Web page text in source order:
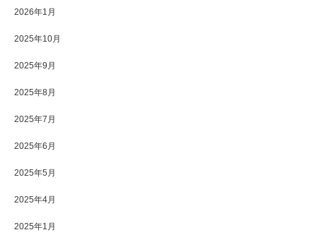
2026年1月
2025年10月
2025年9月
2025年8月
2025年7月
2025年6月
2025年5月
2025年4月
2025年1月